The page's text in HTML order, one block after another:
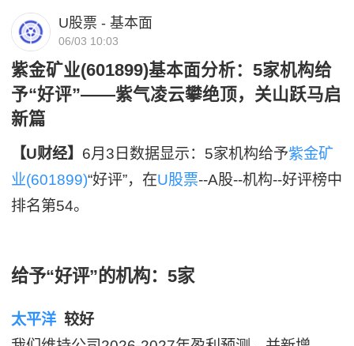
U股票 - 基本面
06/03 10:03
紫金矿业(601899)基本面分析：5家机构给
予“好评”——紫气凌云攀绝顶，关山跃马启
新篇
【U财经】 6月3日数据显示：5家机构给予紫金矿
业(601899)“好评”，在U股票--A股--机构--好评榜中
排名第54。
给予“好评”的机构：5家
太平洋 较好